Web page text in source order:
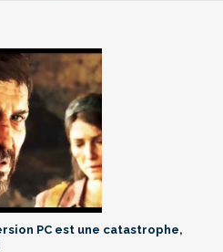
PC est une catastrophe,